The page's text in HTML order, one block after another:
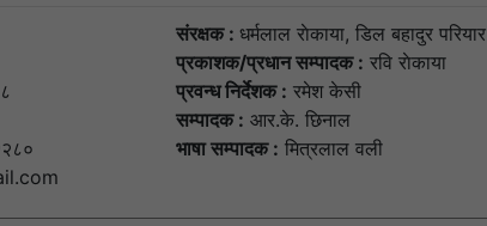
संरक्षक :धर्मलाल राेकाया, डिल बहादुर परियार
प्रकाशक/प्रधान सम्पादक : रवि राेकाया
प्रवन्ध निर्देशक : रमेश केसी
सम्पादक : आर.के. छिनाल
भाषा सम्पादक : मित्रलाल वली